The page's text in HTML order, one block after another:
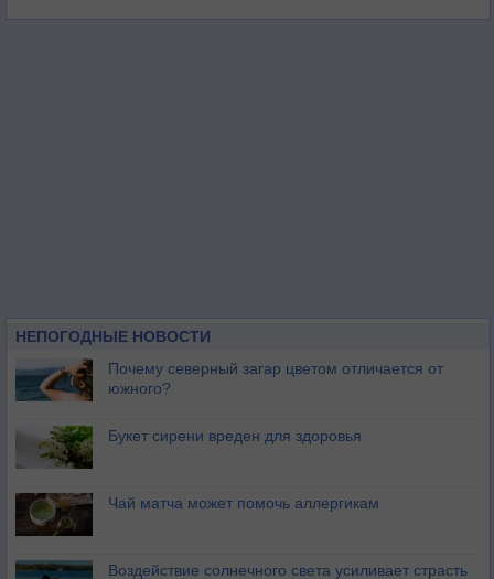
НЕПОГОДНЫЕ НОВОСТИ
Почему северный загар цветом отличается от
южного?
Букет сирени вреден для здоровья
Чай матча может помочь аллергикам
Воздействие солнечного света усиливает страсть